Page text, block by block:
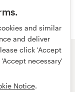
and similar
and deliver
click 'Accept
necessary'
Notice.